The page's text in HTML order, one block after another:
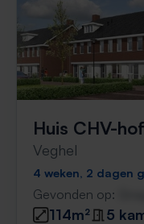
Huis CHV-hof
Veghel
4 weken, 2 dagen
Gevonden op:
114m²
5